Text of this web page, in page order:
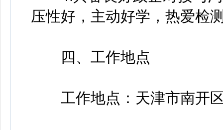
压性好，主动好学，热爱检
四、工作地点
工作地点：天津市南开